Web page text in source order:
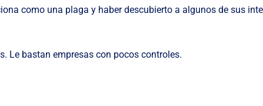
como una plaga y haber descubierto a algunos de sus
Le bastan empresas con pocos controles.